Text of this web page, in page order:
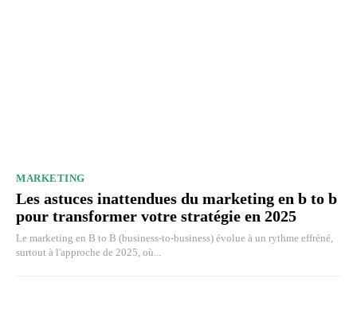
MARKETING
Les astuces inattendues du marketing en b to b
pour transformer votre stratégie en 2025
Le marketing en B to B (business-to-business) évolue à un rythme effréné,
surtout à l'approche de 2025, où...